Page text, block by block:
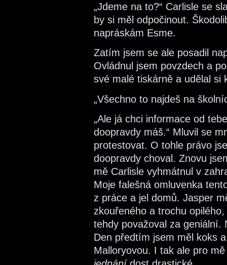
„Jdeme na to?“ Carlisle se
by si měl odpočinout.
napráskám Esme.
Zatím jsem se ale posadil
Ovládnul jsem povzdech a
své malé tiskárně a udělal si
„Všechno to najdeš na
„Ale já chci informace od
doopravdy máš.“ Mluvil se
protestovat. O tohle právo
doopravdy choval. Znovu
mě Carlisle vyhmátnul v
Moje falešná omluvenka
z práce a jel domů. Jasper
zkouřeného a trochu
tehdy považoval za
Den předtím jsem měl koks
Malloryovou. I tak ale pro